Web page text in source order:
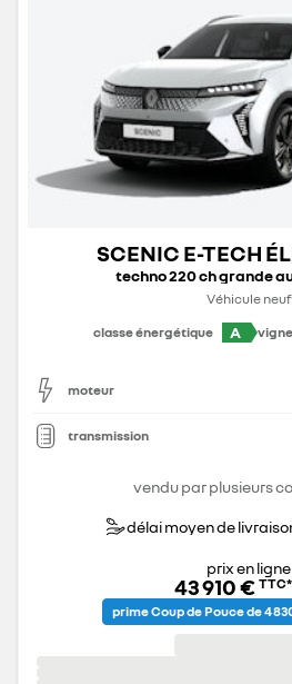
SCENIC E-TECH
techno 220 ch grande
Véhicule neuf
classe énergétique
A
moteur
transmission
vendu par plusieurs
délai moyen de
prix en ligne
43 910 € TTC*
prime Coup de Pouce de 4